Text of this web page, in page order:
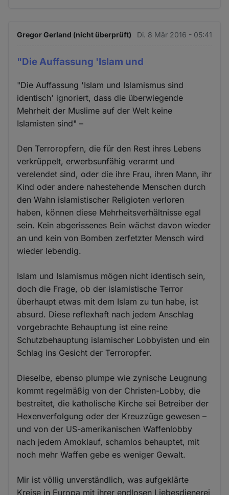
Gregor Gerland (nicht überprüft) Di. 8 Mär 2016 - 05:41
"Die Auffassung 'Islam und
"Die Auffassung 'Islam und Islamismus sind
identisch' ignoriert, dass die überwiegende
Mehrheit der Muslime auf der Welt keine
Islamisten sind" –
Den Terroropfern, die für den Rest ihres Lebens
verkrüppelt, erwerbsunfähig verarmt und
verelendet sind, oder die ihre Frau, ihren Mann, ihr
Kind oder andere nahestehende Menschen durch
den Wahn islamistischer Religioten verloren
haben, können diese Mehrheitsverhältnisse egal
sein. Kein abgerissenes Bein wächst davon wieder
an und kein von Bomben zerfetzter Mensch wird
wieder lebendig.
Islam und Islamismus mögen nicht identisch sein,
doch die Frage, ob der islamistische Terror
überhaupt etwas mit dem Islam zu tun habe, ist
absurd. Diese reflexhaft nach jedem Anschlag
vorgebrachte Behauptung ist eine reine
Schutzbehauptung islamischer Lobbyisten und ein
Schlag ins Gesicht der Terroropfer.
Dieselbe, ebenso plumpe wie zynische Leugnung
kommt regelmäßig von der Christen-Lobby, die
bestreitet, die katholische Kirche sei Betreiber der
Hexenverfolgung oder der Kreuzzüge gewesen –
und von der US-amerikanischen Waffenlobby
nach jedem Amoklauf, schamlos behauptet, mit
noch mehr Waffen gebe es weniger Gewalt.
Mir ist völlig unverständlich, was aufgeklärte
Kreise in Europa mit ihrer endlosen Liebesdienerei